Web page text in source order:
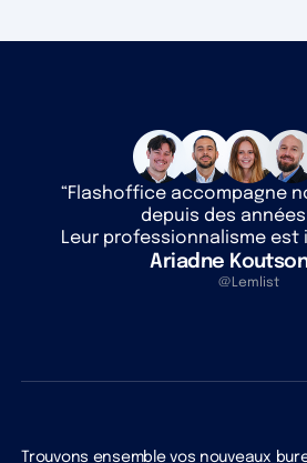
“Flashoffice accompagne
depuis des
Leur professionnalisme est
Ariadne
@Lemlist
Trouvons ensemble vos nouveaux